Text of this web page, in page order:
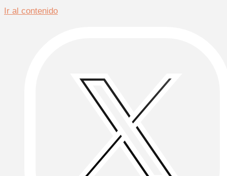
Ir al contenido